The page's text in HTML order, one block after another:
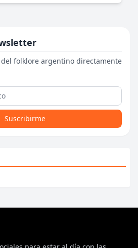
del folklore argentino directamente
Suscribirme